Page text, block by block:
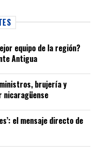
equipo de la región?
Antigua
brujería y
el mensaje directo de